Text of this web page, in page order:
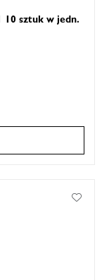
10 sztuk w jedn.